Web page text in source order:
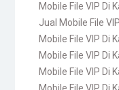
Mobile File VIP Di
Jual Mobile File
Mobile File VIP Di
Mobile File VIP Di
Mobile File VIP Di